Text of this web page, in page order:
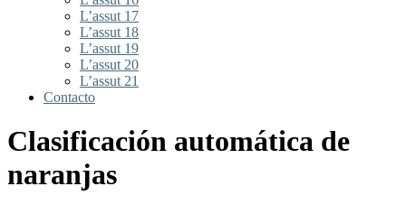
L’assut 17
L’assut 18
L’assut 19
L’assut 20
L’assut 21
Contacto
Clasificación automática de
naranjas